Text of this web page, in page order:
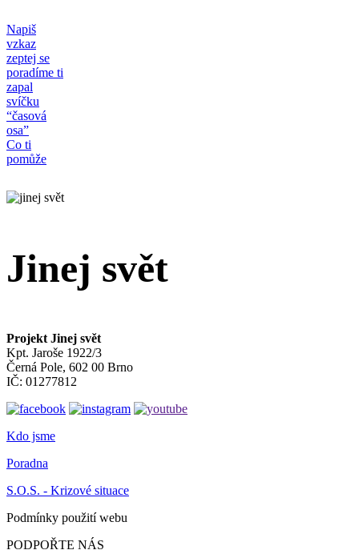
Napiš
vzkaz
zeptej se
poradíme ti
zapal
svíčku
“časová
osa”
Co ti
pomůže
Jinej svět
Projekt Jinej svět
Kpt. Jaroše 1922/3
Černá Pole, 602 00 Brno
IČ: 01277812
Kdo jsme
Poradna
S.O.S. - Krizové situace
Podmínky použití webu
PODPOŘTE NÁS